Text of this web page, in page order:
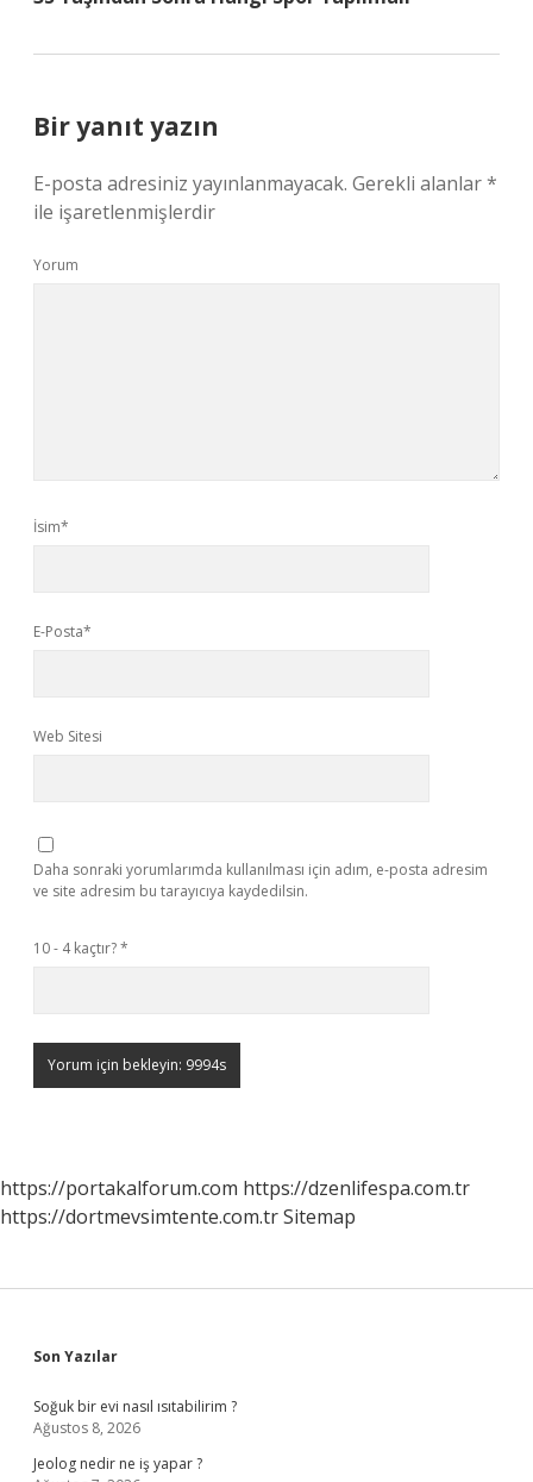
Bir yanıt yazın
E-posta adresiniz yayınlanmayacak. Gerekli alanlar*
ile işaretlenmişlerdir
Yorum
İsim*
E-Posta*
Web Sitesi
Daha sonraki yorumlarımda kullanılması için adım, e-posta adresim
ve site adresim bu tarayıcıya kaydedilsin.
10 - 4 kaçtır?*
https://portakalforum.com https://dzenlifespa.com.tr
https://dortmevsimtente.com.trSitemap
Sidebar
Son Yazılar
Soğuk bir evi nasıl ısıtabilirim ?
Ağustos 8, 2026
Jeolog nedir ne iş yapar ?